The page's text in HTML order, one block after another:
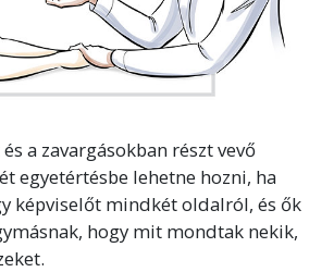
a zavargásokban részt vevő
egyetértésbe lehetne hozni, ha
képviselőt mindkét oldalról, és ők
hogy mit mondtak nekik,